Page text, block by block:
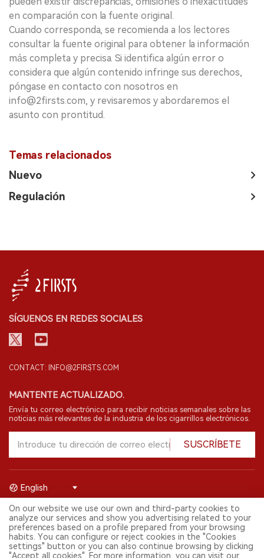
en comparación con la fuente original.
Cuando corresponda, se recomienda a los lectores
consultar la fuente original para obtener la información
más completa y precisa. Si identifica algún error o
considera que algún contenido infringe sus derechos,
póngase en contacto con nosotros en
info@2firsts.com, y revisaremos y abordaremos el
asunto con prontitud.
Temas relacionados
Nuevo
Regulación
SÍGUENOS EN REDES SOCIALES
CONTACT: INFO@2FIRSTS.COM
MANTENTE ACTUALIZADO.
Envía tu correo electrónico para recibir noticias semanales sobre las
noticias más relevantes de la industria de los cigarrillos electrónicos.
SUSCRÍBETE
© 2026 Shenzhen 2FIRSTS Technology Co.,Ltd. Todos los derechos
reservados.
2FIRSTS solo es accesible para profesionales de la industria,
investigadores, medios y otros profesionales. El acceso por menores
está prohibido.
English
On our website we use our own and third-party cookies to
analyze our services and show you advertising related to your
preferences based on a profile prepared from your browsing
habits. You can configure or reject cookies in the "Cookies
settings" button or you can also continue browsing by clicking
"Accept all cookies". For more information, you can visit our